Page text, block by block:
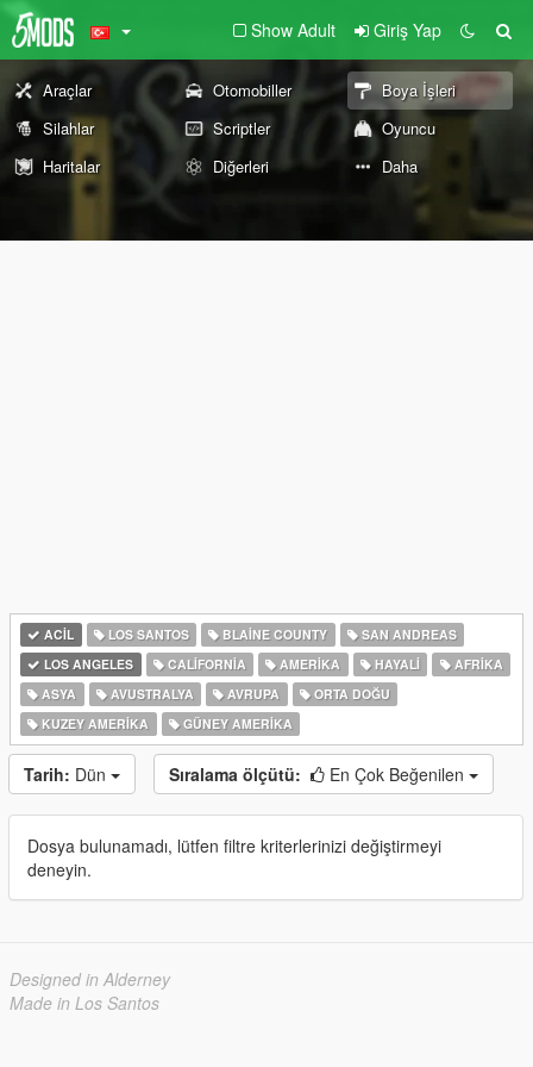
Show Adult Giriş Yap
Araçlar Otomobiller
Boya İşleri
Silahlar
Scriptler
Oyuncu
Haritalar
Diğerleri Daha
ACIL LOS SANTOS BLAINE COUNTY
SAN ANDREAS
LOS ANGELES
CALIFORNIA AMERIKA HAYALI
AFRIKA
ASYA
AVUSTRALYA AVRUPA
ORTA DOĞU
KUZEY AMERIKA
GÜNEY AMERIKA
Tarih: Dün Sıralama ölçütü: En Çok Beğenilen
Dosya bulunamadı, lütfen filtre kriterlerinizi değiştirmeyi
deneyin.
Designed in Alderney
Made in Los Santos